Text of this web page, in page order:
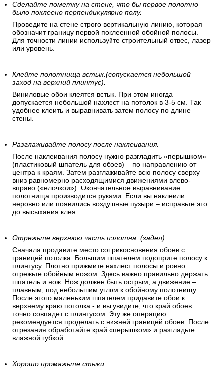
Сделайте пометку на стене, что бы первое полотно
было поклеено перпендикулярно полу.
Проведите на стене строго вертикальную линию, которая
обозначит границу первой поклеенной обойной полосы.
Для точности линии используйте строительный отвес, лазер
или уровень.
Клейте полотнища встык.(допускается небольшой
заход на верхний плинтус).
Виниловые обои клеятся встык. При этом иногда
допускается небольшой нахлест на потолок в 3-5 см. Так
удобнее клеить и выравнивать затем полосу по длине
стены.
Разглаживайте полосу после наклеивания.
После наклеивания полосу нужно разгладить «перышком»
(пластиковый шпатель для обоев) – по направлению от
центра к краям. Затем разглаживайте всю полосу сверху
вниз равномерно расходящимися движениями влево-
вправо («елочкой»). Окончательное выравнивание
полотнища производится руками. Если вы наклеили
неровно или появились воздушные пузыри – исправьте это
до высыхания клея.
Отрежьте верхнюю часть полотна. (задел).
Сначала продавите место соприкосновения обоев с
границей потолка. Большим шпателем подоприте полосу к
плинтусу. Плотно прижмите нахлест полосы и ровно
отрежьте обойным ножом. Здесь важно правильно держать
шпатель и нож. Нож должен быть острым, а движение –
плавным, под небольшим углом к обойному полотнищу.
После этого маленьким шпателем придавите обои к
верхнему краю потолка - и вы увидите, что край обоев
точно совпадет с плинтусом. Эту же операцию
рекомендуется проделать с нижней границей обоев. После
отрезания обработайте край «перышком» и разгладьте
влажной губкой.
Хорошо промажьте стыки.